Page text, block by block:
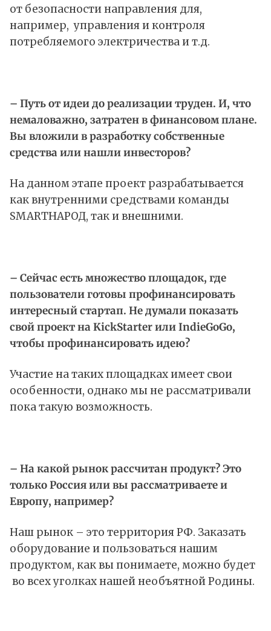
от безопасности направления для,
например, управления и контроля
потребляемого электричества и т.д.
– Путь от идеи до реализации труден. И, что
немаловажно, затратен в финансовом плане.
Вы вложили в разработку собственные
средства или нашли инвесторов?
На данном этапе проект разрабатывается
как внутренними средствами команды
SMARTНАРОД, так и внешними.
– Сейчас есть множество площадок, где
пользователи готовы профинансировать
интересный стартап. Не думали показать
свой проект на KickStarter или IndieGoGo,
чтобы профинансировать идею?
Участие на таких площадках имеет свои
особенности, однако мы не рассматривали
пока такую возможность.
– На какой рынок рассчитан продукт? Это
только Россия или вы рассматриваете и
Европу, например?
Наш рынок – это территория РФ. Заказать
оборудование и пользоваться нашим
продуктом, как вы понимаете, можно будет
во всех уголках нашей необъятной Родины.